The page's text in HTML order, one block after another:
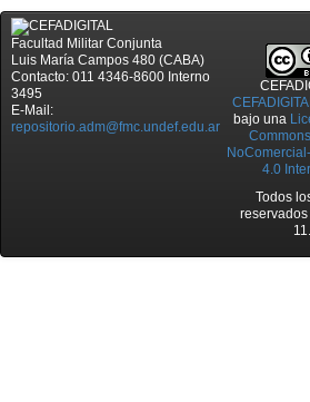
Facultad Militar Conjunta
Luis María Campos 480 (CABA)
Contacto: 011 4346-8600 Interno
3495
E-Mail:
repositorio.adm@fmc.undef.edu.ar
bajo una
4.0
Todos
reservados